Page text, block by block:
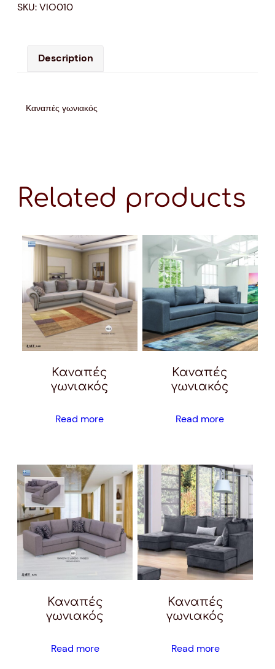
SKU:VIO010
Description
Καναπές γωνιακός
Related products
Καναπές
γωνιακός
Read more
Καναπές
γωνιακός
Read more
Καναπές
γωνιακός
Read more
Καναπές
γωνιακός
Read more